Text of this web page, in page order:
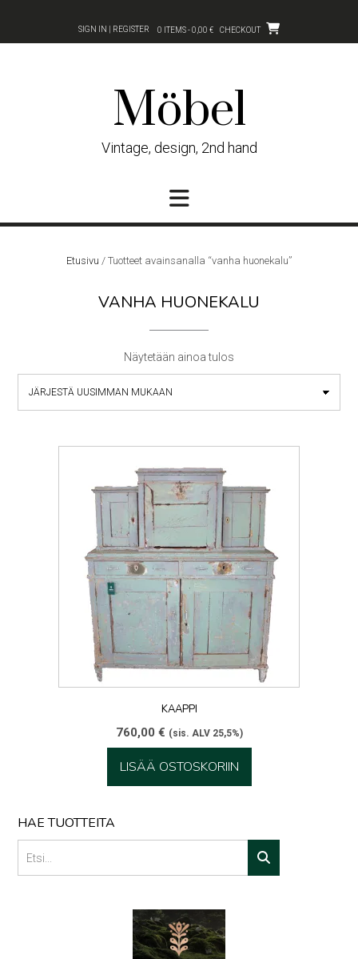
content
SIGN IN | REGISTER 0 ITEMS - 0,00 € CHECKOUT
Möbel
Vintage, design, 2nd hand
Etusivu / Tuotteet avainsanalla “vanha huonekalu”
VANHA HUONEKALU
Näytetään ainoa tulos
KAAPPI
760,00 € (sis. ALV 25,5%)
LISÄÄ OSTOSKORIIN
HAE TUOTTEITA